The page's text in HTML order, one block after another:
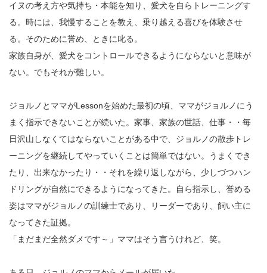
イヌの考え方や気持ち・本能を知り、愛犬を自らトレーニングす
る。時には、我慢することを教え、乗り越える喜びを体験させ
る。そのために誉め、ときに叱る。
家族自身が、愛犬をコントロールできるようにならないと意味が
ない。でもそれが難しい。
ジョルノとママがLessonを始めた最初の頃、ママがジョルノにう
まく指示できないことが続いた。家事、家族の世話、仕事・・毎
日沢山しなくてはならないことがある中で、ジョルノの散歩トレ
ーニングを継続してやっていくことは簡単ではない。うまくでき
たり、出来なかったり・・それを繰り返しながら、少しづつハン
ドリングが自然にできるようになってきた。自ら指示し、誉める
姿はママがジョルノの訓練士であり、リーダーであり、飼い主に
なってきた証拠。
「まだまだ全然ダメです～」ママはそう言うけれど、笑。